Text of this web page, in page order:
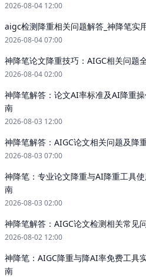
2026-08-04 12:00
aigc检测降重相关问题解答_神降笔实
2026-08-04 07:00
神降笔论文降重技巧：AIGC相关问题
2026-08-04 02:00
神降笔解答：论文AI率标准及AI降重
南
2026-08-03 12:00
神降笔解答：AIGC论文相关问题及降
2026-08-03 07:00
神降笔：专业论文降重与AI降重工具
南
2026-08-03 02:00
神降笔解答：AIGC论文检测相关常见
2026-08-02 12:00
神降笔：AIGC降重与降AI率免费工具
南